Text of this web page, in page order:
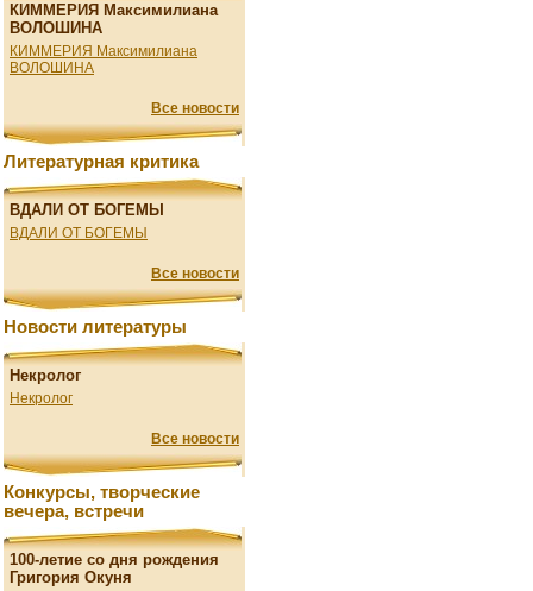
КИММЕРИЯ Максимилиана
ВОЛОШИНА
КИММЕРИЯ Максимилиана
ВОЛОШИНА
Все новости
Литературная критика
ВДАЛИ ОТ БОГЕМЫ
ВДАЛИ ОТ БОГЕМЫ
Все новости
Новости литературы
Некролог
Некролог
Все новости
Конкурсы, творческие
вечера, встречи
100-летие со дня рождения
Григория Окуня